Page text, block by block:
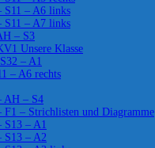
S11 – A6 links
S11 – A7 links
– S3
Unsere Klasse
– A1
– A6 rechts
AH – S4
– Strichlisten und Diagramme
S13 – A1
S13 – A2